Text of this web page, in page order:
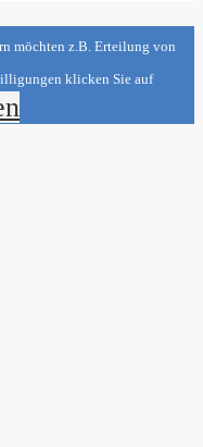
möchten z.B. Erteilung von
klicken Sie auf